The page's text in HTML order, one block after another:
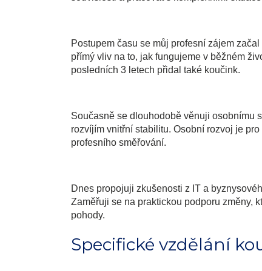
Postupem času se můj profesní zájem
přímý vliv na to, jak fungujeme v běžném
posledních 3 letech přidal také koučink.
Současně se dlouhodobě věnuji osobnímu
rozvíjím vnitřní stabilitu. Osobní rozvoj je
profesního směřování.
Dnes propojuji zkušenosti z IT a
Zaměřuji se na praktickou podporu změny,
pohody.
Specifické vzdělání